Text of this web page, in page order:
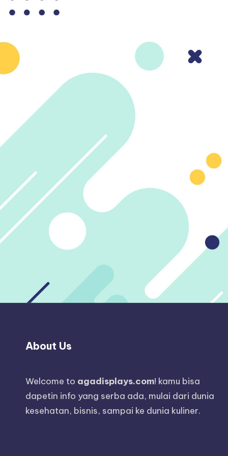
About Us
Welcome to agadisplays.com! kamu bisa
dapetin info yang serba ada, mulai dari dunia
kesehatan, bisnis, sampai ke dunia kuliner.